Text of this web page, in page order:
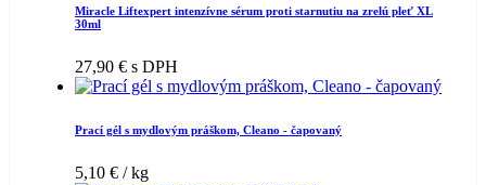
Miracle Liftexpert intenzívne sérum proti starnutiu na zrelú pleť XL
30ml
27,90 € s DPH
Prací gél s mydlovým práškom, Cleano - čapovaný
5,10 € / kg